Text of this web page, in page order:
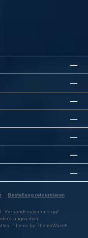
Bestellung retournieren
Versandkosten und ggf.
angegeben.
Theme by ThemeWare®